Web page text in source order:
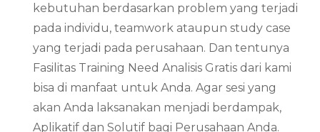
kebutuhan berdasarkan problem yang terjadi
pada individu, teamwork ataupun study case
yang terjadi pada perusahaan. Dan tentunya
Fasilitas Training Need Analisis Gratis dari kami
bisa di manfaat untuk Anda. Agar sesi yang
akan Anda laksanakan menjadi berdampak,
Aplikatif dan Solutif bagi Perusahaan Anda.